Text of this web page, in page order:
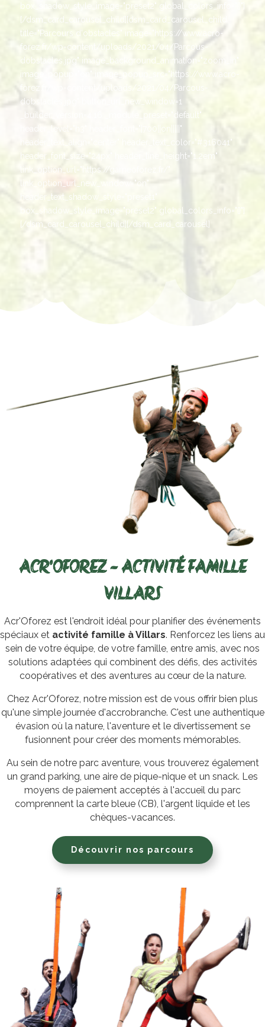
box_shadow_style_image="preset2" global_colors_info="{}"]
[/dsm_card_carousel_child][dsm_card_carousel_child
title="Parcours d'obstacles" image="https://www.acro-
forez.fr/wp-content/uploads/2021/04/Parcous-
dobstacles.jpg" image_background_animation="zoom_in"
image_popup="on" image_popup_src="https://www.acro-
forez.fr/wp-content/uploads/2021/04/Parcous-
dobstacles.jpg" button_url_new_window=1
_builder_version=4.16 _module_preset="default"
header_level="h3" header_font="|700||on|||||"
header_text_align="center" header_text_color="#316041"
header_font_size="24px" header_line_height="1.2em"
link_option_url="https://gameoforez.fr/"
link_option_url_new_window="on"
header_text_shadow_style="preset1"
box_shadow_style_image="preset2" global_colors_info="{}"]
[/dsm_card_carousel_child][/dsm_card_carousel]
ACR'OFOREZ - ACTIVITÉ FAMILLE
VILLARS
Acr'Oforez est l'endroit idéal pour planifier des événements
spéciaux et activité famille à Villars. Renforcez les liens au
sein de votre équipe, de votre famille, entre amis, avec nos
solutions adaptées qui combinent des défis, des activités
coopératives et des aventures au cœur de la nature.
Chez Acr'Oforez, notre mission est de vous offrir bien plus
qu'une simple journée d'accrobranche. C'est une authentique
évasion où la nature, l'aventure et le divertissement se
fusionnent pour créer des moments mémorables.
Au sein de notre parc aventure, vous trouverez également
un grand parking, une aire de pique-nique et un snack. Les
moyens de paiement acceptés à l'accueil du parc
comprennent la carte bleue (CB), l'argent liquide et les
chèques-vacances.
Découvrir nos parcours